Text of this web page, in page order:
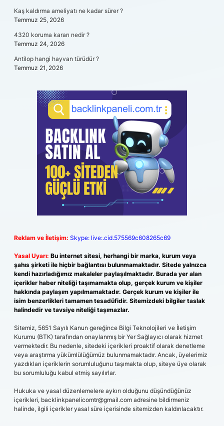
Kaş kaldırma ameliyatı ne kadar sürer ?
Temmuz 25, 2026
4320 koruma kararı nedir ?
Temmuz 24, 2026
Antilop hangi hayvan türüdür ?
Temmuz 21, 2026
Reklam ve İletişim: Skype: live:.cid.575569c608265c69
Yasal Uyarı: Bu internet sitesi, herhangi bir marka, kurum veya
şahıs şirketi ile hiçbir bağlantısı bulunmamaktadır. Sitede yalnızca
kendi hazırladığımız makaleler paylaşılmaktadır. Burada yer alan
içerikler haber niteliği taşımamakta olup, gerçek kurum ve kişiler
hakkında paylaşım yapılmamaktadır. Gerçek kurum ve kişiler ile
isim benzerlikleri tamamen tesadüfidir. Sitemizdeki bilgiler taslak
halindedir ve tavsiye niteliği taşımazlar.
Sitemiz, 5651 Sayılı Kanun gereğince Bilgi Teknolojileri ve İletişim
Kurumu (BTK) tarafından onaylanmış bir Yer Sağlayıcı olarak hizmet
vermektedir. Bu nedenle, sitedeki içerikleri proaktif olarak denetleme
veya araştırma yükümlülüğümüz bulunmamaktadır. Ancak, üyelerimiz
yazdıkları içeriklerin sorumluluğunu taşımakta olup, siteye üye olarak
bu sorumluluğu kabul etmiş sayılırlar.
Hukuka ve yasal düzenlemelere aykırı olduğunu düşündüğünüz
içerikleri, backlinkpanelicomtr@gmail.com adresine bildirmeniz
halinde, ilgili içerikler yasal süre içerisinde sitemizden kaldırılacaktır.